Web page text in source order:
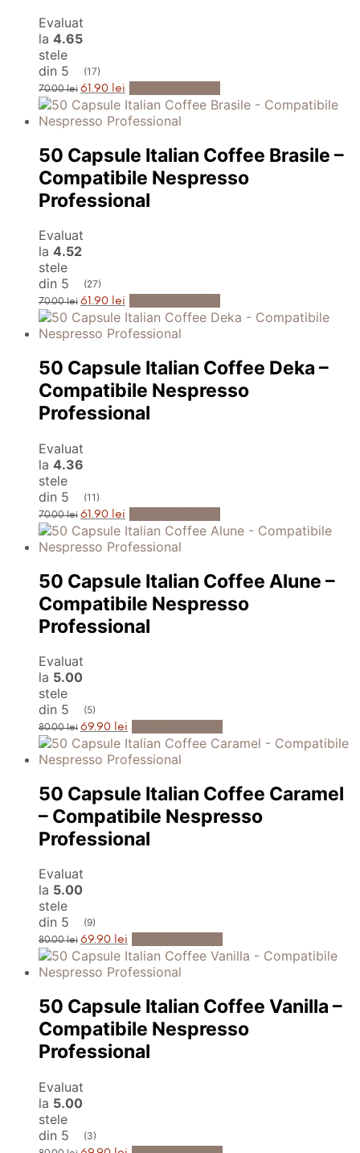
Evaluat
la 4.65
stele
din 5
(17)
70.00lei Prețul
inițial
a
fost:
61.90 lei Prețul
curent
este:
61.90 lei.
50 Capsule Italian Coffee Brasile –
Compatibile Nespresso
Professional
Evaluat
la 4.52
stele
din 5
(27)
70.00lei Prețul
inițial
a
fost:
61.90 lei Prețul
curent
este:
61.90 lei.
50 Capsule Italian Coffee Deka –
Compatibile Nespresso
Professional
Evaluat
la 4.36
stele
din 5
(11)
70.00lei Prețul
inițial
a
fost:
61.90 lei Prețul
curent
este:
61.90 lei.
50 Capsule Italian Coffee Alune –
Compatibile Nespresso
Professional
Evaluat
la 5.00
stele
din 5
(5)
80.00lei Prețul
inițial
a
fost:
69.90 lei Prețul
curent
este:
69.90 lei.
50 Capsule Italian Coffee Caramel
– Compatibile Nespresso
Professional
Evaluat
la 5.00
stele
din 5
(9)
80.00lei Prețul
inițial
a
fost:
69.90 lei Prețul
curent
este:
69.90 lei.
50 Capsule Italian Coffee Vanilla –
Compatibile Nespresso
Professional
Evaluat
la 5.00
stele
din 5
(3)
Prețul Prețul